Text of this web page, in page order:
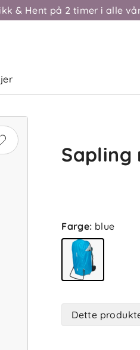
& Hent på 2 timer i alle
Sapling
Farge: blue
Dette